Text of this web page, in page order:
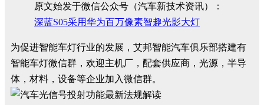
原文始发于微信公众号（汽车新技术资讯）：
深蓝S05采用华为百万像素智趣光影大灯
为促进智能车灯行业的发展，艾邦智能汽车俱乐部搭建有
智能车灯微信群，欢迎主机厂，配套供应商，光源，半导
体，材料，设备等企业加入微信群。